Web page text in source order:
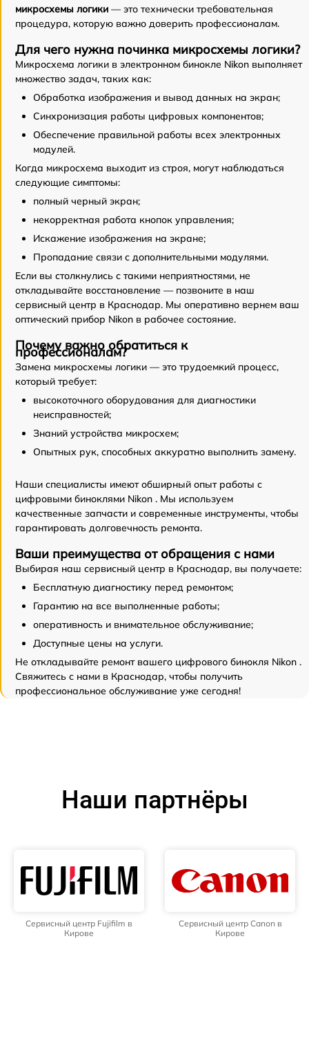
микросхемы логики — это технически требовательная
процедура, которую важно доверить профессионалам.
Для чего нужна починка микросхемы логики?
Микросхема логики в электронном бинокле Nikon выполняет
множество задач, таких как:
Обработка изображения и вывод данных на экран;
Синхронизация работы цифровых компонентов;
Обеспечение правильной работы всех электронных
модулей.
Когда микросхема выходит из строя, могут наблюдаться
следующие симптомы:
полный черный экран;
некорректная работа кнопок управления;
Искажение изображения на экране;
Пропадание связи с дополнительными модулями.
Если вы столкнулись с такими неприятностями, не
откладывайте восстановление — позвоните в наш
сервисный центр в Краснодар. Мы оперативно вернем ваш
оптический прибор Nikon в рабочее состояние.
Почему важно обратиться к
профессионалам?
Замена микросхемы логики — это трудоемкий процесс,
который требует:
высокоточного оборудования для диагностики
неисправностей;
Знаний устройства микросхем;
Опытных рук, способных аккуратно выполнить замену.
Наши специалисты имеют обширный опыт работы с
цифровыми биноклями Nikon . Мы используем
качественные запчасти и современные инструменты, чтобы
гарантировать долговечность ремонта.
Ваши преимущества от обращения с нами
Выбирая наш сервисный центр в Краснодар, вы получаете:
Бесплатную диагностику перед ремонтом;
Гарантию на все выполненные работы;
оперативность и внимательное обслуживание;
Доступные цены на услуги.
Не откладывайте ремонт вашего цифрового бинокля Nikon .
Свяжитесь с нами в Краснодар, чтобы получить
профессиональное обслуживание уже сегодня!
Наши партнёры
Сервисный центр Fujifilm в
Кирове
Сервисный центр Canon в
Кирове